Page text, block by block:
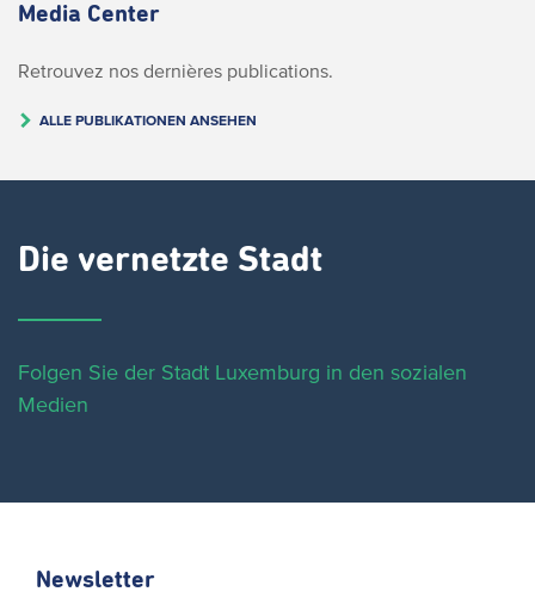
Media Center
Retrouvez nos dernières publications.
ALLE PUBLIKATIONEN ANSEHEN
Die vernetzte Stadt
Folgen Sie der Stadt Luxemburg in den sozialen
Medien
Newsletter